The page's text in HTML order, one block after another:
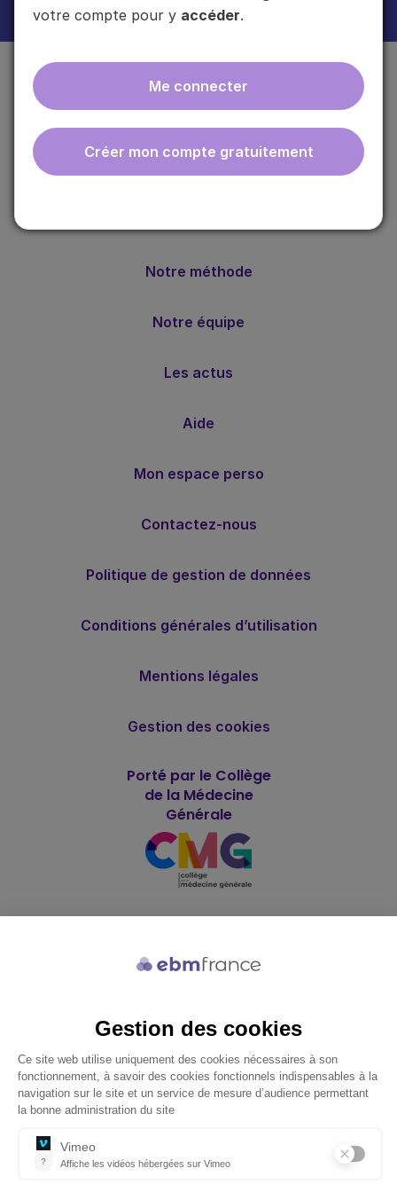
votre compte pour y accéder.
Me connecter
Créer mon compte gratuitement
ebmfrance est une base de connaissances médicales
Notre méthode
Notre équipe
Les actus
Aide
Mon espace perso
Contactez-nous
Politique de gestion de données
Conditions générales d’utilisation
Mentions légales
Gestion des cookies
Porté par le Collège
de la Médecine
Générale
© 2026 ebmfrance